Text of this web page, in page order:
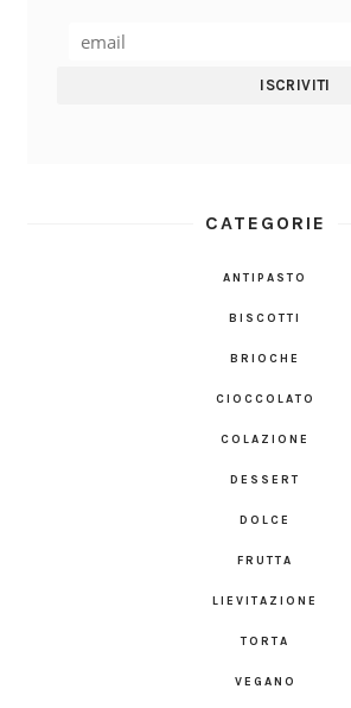
CATEGORIE
ANTIPASTO
BISCOTTI
BRIOCHE
CIOCCOLATO
COLAZIONE
DESSERT
DOLCE
FRUTTA
LIEVITAZIONE
TORTA
VEGANO